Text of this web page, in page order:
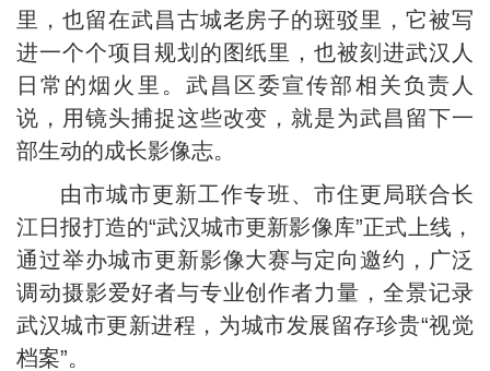
里，也留在武昌古城老房子的斑驳里，它被写
进一个个项目规划的图纸里，也被刻进武汉人
日常的烟火里。武昌区委宣传部相关负责人
说，用镜头捕捉这些改变，就是为武昌留下一
部生动的成长影像志。
由市城市更新工作专班、市住更局联合长
江日报打造的“武汉城市更新影像库”正式上线，
通过举办城市更新影像大赛与定向邀约，广泛
调动摄影爱好者与专业创作者力量，全景记录
武汉城市更新进程，为城市发展留存珍贵“视觉
档案”。